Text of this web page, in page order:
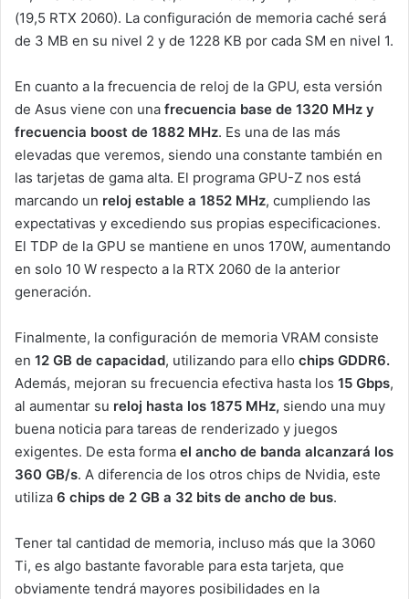
(19,5 RTX 2060). La configuración de memoria caché será
de 3 MB en su nivel 2 y de 1228 KB por cada SM en nivel 1.
En cuanto a la frecuencia de reloj de la GPU, esta versión
de Asus viene con una frecuencia base de 1320 MHz y
frecuencia boost de 1882 MHz. Es una de las más
elevadas que veremos, siendo una constante también en
las tarjetas de gama alta. El programa GPU-Z nos está
marcando un reloj estable a 1852 MHz, cumpliendo las
expectativas y excediendo sus propias especificaciones.
El TDP de la GPU se mantiene en unos 170W, aumentando
en solo 10 W respecto a la RTX 2060 de la anterior
generación.
Finalmente, la configuración de memoria VRAM consiste
en 12 GB de capacidad, utilizando para ello chips GDDR6.
Además, mejoran su frecuencia efectiva hasta los 15 Gbps,
al aumentar su reloj hasta los 1875 MHz, siendo una muy
buena noticia para tareas de renderizado y juegos
exigentes. De esta forma el ancho de banda alcanzará los
360 GB/s. A diferencia de los otros chips de Nvidia, este
utiliza 6 chips de 2 GB a 32 bits de ancho de bus.
Tener tal cantidad de memoria, incluso más que la 3060
Ti, es algo bastante favorable para esta tarjeta, que
obviamente tendrá mayores posibilidades en la